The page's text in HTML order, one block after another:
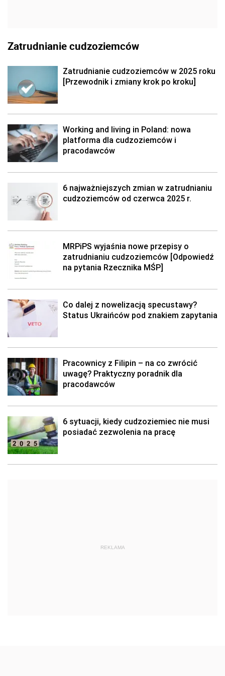
Zatrudnianie cudzoziemców
Zatrudnianie cudzoziemców w 2025 roku
[Przewodnik i zmiany krok po kroku]
Working and living in Poland: nowa
platforma dla cudzoziemców i
pracodawców
6 najważniejszych zmian w zatrudnianiu
cudzoziemców od czerwca 2025 r.
MRPiPS wyjaśnia nowe przepisy o
zatrudnianiu cudzoziemców [Odpowiedź
na pytania Rzecznika MŚP]
Co dalej z nowelizacją specustawy?
Status Ukraińców pod znakiem zapytania
Pracownicy z Filipin – na co zwrócić
uwagę? Praktyczny poradnik dla
pracodawców
6 sytuacji, kiedy cudzoziemiec nie musi
posiadać zezwolenia na pracę
REKLAMA